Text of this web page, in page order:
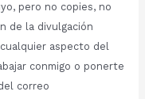
pero no copies, no
de la divulgación
aspecto del
conmigo o ponerte
correo